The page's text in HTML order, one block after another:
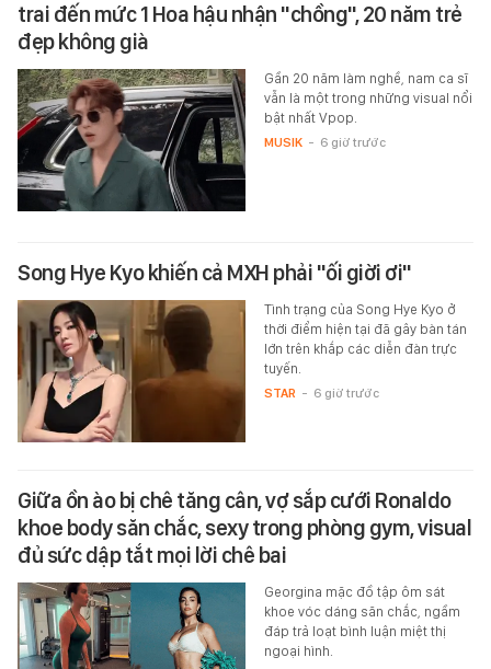
trai đến mức 1 Hoa hậu nhận "chồng", 20 năm trẻ
đẹp không già
Gần 20 năm làm nghề, nam ca sĩ
vẫn là một trong những visual nổi
bật nhất Vpop.
MUSIK - 6 giờ trước
Song Hye Kyo khiến cả MXH phải "ối giời ơi"
Tình trạng của Song Hye Kyo ở
thời điểm hiện tại đã gây bàn tán
lớn trên khắp các diễn đàn trực
tuyến.
STAR - 6 giờ trước
Giữa ồn ào bị chê tăng cân, vợ sắp cưới Ronaldo
khoe body săn chắc, sexy trong phòng gym, visual
đủ sức dập tắt mọi lời chê bai
Georgina mặc đồ tập ôm sát
khoe vóc dáng săn chắc, ngầm
đáp trả loạt bình luận miệt thị
ngoại hình.